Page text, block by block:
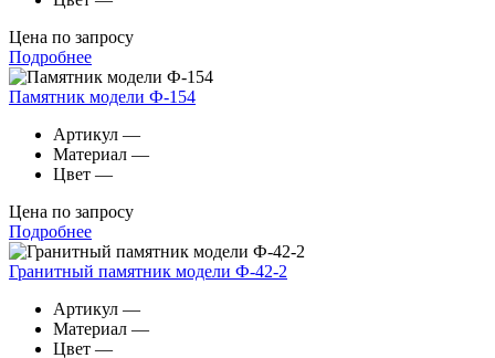
Цена по запросу
Подробнее
Памятник модели Ф-154
Артикул —
Материал —
Цвет —
Цена по запросу
Подробнее
Гранитный памятник модели Ф-42-2
Артикул —
Материал —
Цвет —